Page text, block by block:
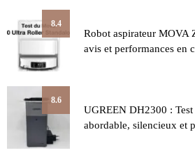
8.4
Robot aspirateur MOVA
avis et performances en
8.6
UGREEN DH2300 :
abordable, silencieux et